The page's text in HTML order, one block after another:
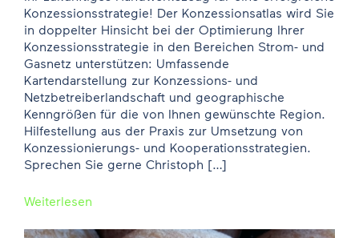
Konzessionsstrategie! Der Konzessionsatlas wird Sie
in doppelter Hinsicht bei der Optimierung Ihrer
Konzessionsstrategie in den Bereichen Strom- und
Gasnetz unterstützen: Umfassende
Kartendarstellung zur Konzessions- und
Netzbetreiberlandschaft und geographische
Kenngrößen für die von Ihnen gewünschte Region.
Hilfestellung aus der Praxis zur Umsetzung von
Konzessionierungs- und Kooperationsstrategien.
Sprechen Sie gerne Christoph […]
Weiterlesen